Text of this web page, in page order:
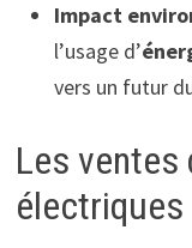
Impact
l’usage d’
vers un futur
Les ventes